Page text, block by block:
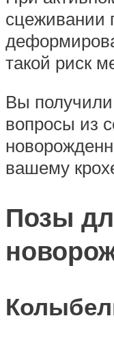
сцеживании
такой риск
Вы
вопросы из
вашему
Позы